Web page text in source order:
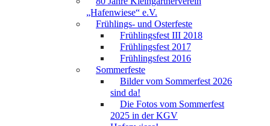
„Hafenwiese“ e.V.
Frühlings- und Osterfeste
Frühlingsfest III 2018
Frühlingsfest 2017
Frühlingsfest 2016
Sommerfeste
Bilder vom Sommerfest 2026
sind da!
Die Fotos vom Sommerfest
2025 in der KGV